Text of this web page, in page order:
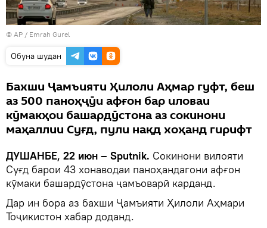
© AP / Emrah Gurel
Обуна шудан
Бахши Ҷамъияти Ҳилоли Аҳмар гуфт, беш
аз 500 паноҳҷӯи афғон бар иловаи
кӯмакҳои башардӯстона аз сокинони
маҳаллии Суғд, пули нақд хоҳанд гирифт
ДУШАНБЕ, 22 июн – Sputnik. Сокинони вилояти
Суғд барои 43 хонаводаи паноҳандагони афғон
кӯмаки башардӯстона ҷамъоварӣ карданд.
Дар ин бора аз бахши Ҷамъияти Ҳилоли Аҳмари
Тоҷикистон хабар доданд.